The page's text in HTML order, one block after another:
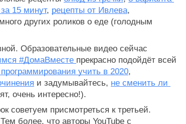
15 минут, рецепты от Ивлева
других роликов о еде (голодным
Образовательные видео сейчас
#ДомаВместе прекрасно подойдёт всей
программирования учить в 2020
и задумывайтесь, не сменить ли
очень интересно!).
более, что авторы YouTube c